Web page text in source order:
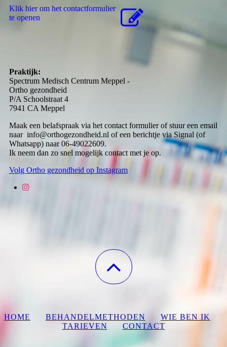
Klik hier om het contactformulier
te openen
Praktijk:
Spectrum Medisch Centrum Meppel -
Ortho gezondheid
P/A Schoolstraat 4
7941 CA Meppel
Maak een belafspraak via het contact formulier of stuur een email
naar info@orthogezondheid.nl of een berichtje via Signal (of
Whatsapp) naar 06-49022609.
Ik neem dan zo snel mogelijk contact met je op.
Volg Ortho gezondheid op Instagram
HOME BEHANDELMETHODEN
WIE BEN IK
TARIEVEN
CONTACT